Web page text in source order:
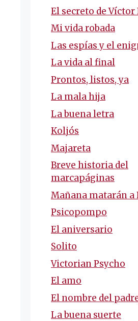
El secreto de Víctor
Mi vida robada
Las espías y el
La vida al final
Prontos, listos, ya
La mala hija
La buena letra
Koljós
Majareta
Breve historia del
marcapáginas
Mañana matarán a
Psicopompo
El aniversario
Solito
Victorian Psycho
El amo
El nombre del
La buena suerte